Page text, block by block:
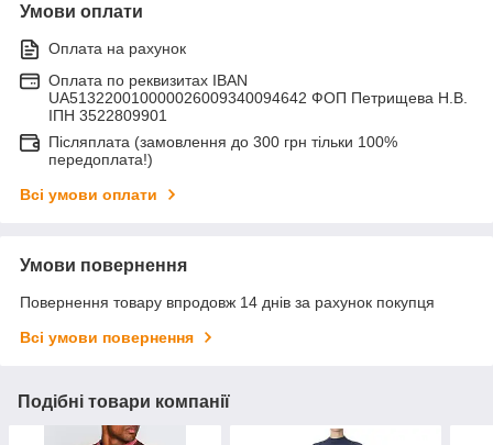
Умови оплати
Оплата на рахунок
Оплата по реквизитах IBAN
UA513220010000026009340094642 ФОП Петрищева Н.В.
ІПН 3522809901
Післяплата (замовлення до 300 грн тільки 100%
передоплата!)
Всі умови оплати
Умови повернення
Повернення товару впродовж 14 днів за рахунок покупця
Всі умови повернення
Подібні товари компанії